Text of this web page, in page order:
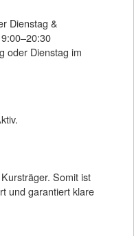
Dienstag &
oder Dienstag im
Somit ist
und garantiert klare